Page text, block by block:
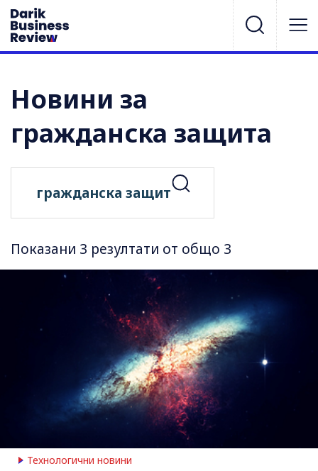
Новини за
гражданска защита
Показани 3 резултати от общо 3
Технологични новини